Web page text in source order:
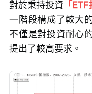
對於秉持投資 「ETF
一階段構成了較大
不僅是對投資耐心
提出了較高要求。